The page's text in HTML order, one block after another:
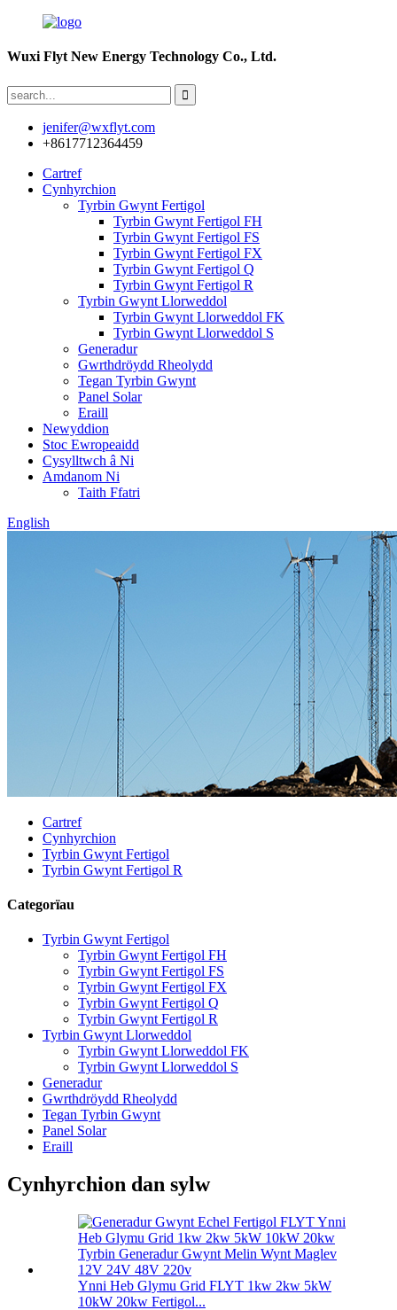
Wuxi Flyt New Energy Technology Co., Ltd.
jenifer@wxflyt.com
+8617712364459
Cartref
Cynhyrchion
Tyrbin Gwynt Fertigol
Tyrbin Gwynt Fertigol FH
Tyrbin Gwynt Fertigol FS
Tyrbin Gwynt Fertigol FX
Tyrbin Gwynt Fertigol Q
Tyrbin Gwynt Fertigol R
Tyrbin Gwynt Llorweddol
Tyrbin Gwynt Llorweddol FK
Tyrbin Gwynt Llorweddol S
Generadur
Gwrthdröydd Rheolydd
Tegan Tyrbin Gwynt
Panel Solar
Eraill
Newyddion
Stoc Ewropeaidd
Cysylltwch â Ni
Amdanom Ni
Taith Ffatri
English
Cartref
Cynhyrchion
Tyrbin Gwynt Fertigol
Tyrbin Gwynt Fertigol R
Categorïau
Tyrbin Gwynt Fertigol
Tyrbin Gwynt Fertigol FH
Tyrbin Gwynt Fertigol FS
Tyrbin Gwynt Fertigol FX
Tyrbin Gwynt Fertigol Q
Tyrbin Gwynt Fertigol R
Tyrbin Gwynt Llorweddol
Tyrbin Gwynt Llorweddol FK
Tyrbin Gwynt Llorweddol S
Generadur
Gwrthdröydd Rheolydd
Tegan Tyrbin Gwynt
Panel Solar
Eraill
Cynhyrchion dan sylw
Ynni Heb Glymu Grid FLYT 1kw 2kw 5kW
10kW 20kw Fertigol...